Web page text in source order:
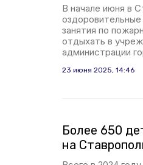
В начале июня в
оздоровительные
занятия по
отдыхать в
администрации
23 июня 2025, 14:46
Более 650
на